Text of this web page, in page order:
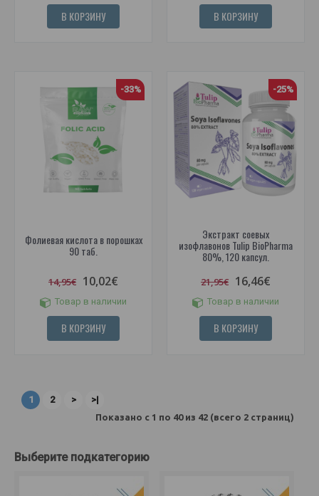
В КОРЗИНУ В КОРЗИНУ
-33%
Фолиевая кислота в порошках
90 таб.
14,95€ 10,02€
Товар в наличии
В КОРЗИНУ
-25%
Экстракт соевых
изофлавонов Tulip BioPharma
80%, 120 капсул.
21,95€ 16,46€
Товар в наличии
В КОРЗИНУ
1 2 > >|
Показано с 1 по 40 из 42 (всего 2 страниц)
Выберите подкатегорию